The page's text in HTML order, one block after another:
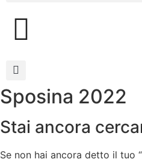
Sposina 2022
Stai ancora
Se non hai ancora detto il tuo